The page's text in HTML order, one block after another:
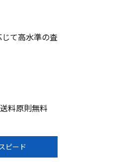
て高水準の査
料原則無料
ピード